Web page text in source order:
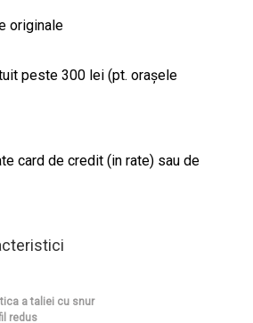
originale
peste 300 lei (pt. orașele
card de credit (in rate) sau de
a taliei cu snur
redus